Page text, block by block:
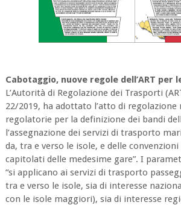
Cabotaggio, nuove regole dell’ART per
L’Autorità di Regolazione dei Trasporti
22/2019, ha adottato l’atto di regolazione
regolatorie per la definizione dei bandi
l’assegnazione dei servizi di trasporto
da, tra e verso le isole, e delle
capitolati delle medesime gare”. I
“si applicano ai servizi di trasporto
tra e verso le isole, sia di interesse
con le isole maggiori), sia di interesse